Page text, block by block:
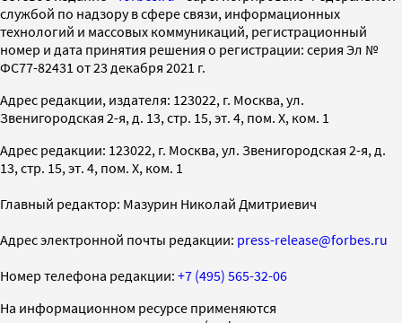
службой по надзору в сфере связи, информационных
технологий и массовых коммуникаций, регистрационный
номер и дата принятия решения о регистрации: серия Эл №
ФС77-82431 от 23 декабря 2021 г.
Адрес редакции, издателя: 123022, г. Москва, ул.
Звенигородская 2-я, д. 13, стр. 15, эт. 4, пом. X, ком. 1
Адрес редакции: 123022, г. Москва, ул. Звенигородская 2-я, д.
13, стр. 15, эт. 4, пом. X, ком. 1
Главный редактор: Мазурин Николай Дмитриевич
Адрес электронной почты редакции: press-release@forbes.ru
Номер телефона редакции: +7 (495) 565-32-06
На информационном ресурсе применяются